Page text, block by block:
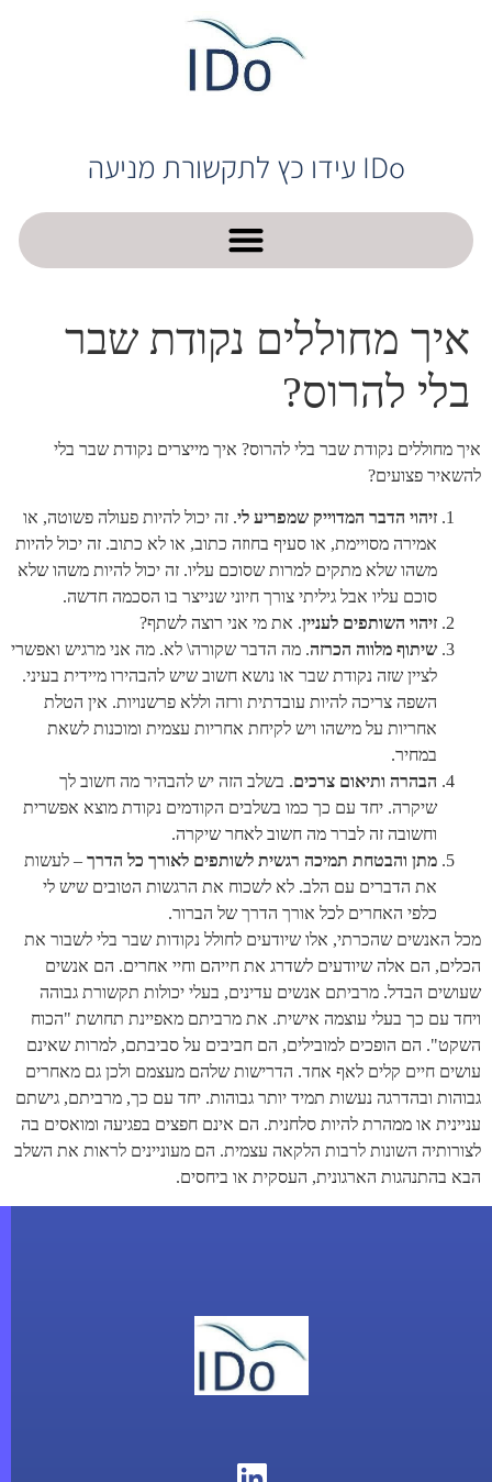
IDo עידו כץ לתקשורת מניעה
איך מחוללים נקודת שבר
בלי להרוס?
איך מחוללים נקודת שבר בלי להרוס? איך מייצרים נקודת שבר בלי
להשאיר פצועים?
זיהוי הדבר המדוייק שמפריע לי. זה יכול להיות פעולה פשוטה, או
אמירה מסויימת, או סעיף בחוזה כתוב, או לא כתוב. זה יכול להיות
משהו שלא מתקים למרות שסוכם עליו. זה יכול להיות משהו שלא
סוכם עליו אבל גיליתי צורך חיוני שנייצר בו הסכמה חדשה.
זיהוי השותפים לעניין. את מי אני רוצה לשתף?
שיתוף מלווה הכרזה. מה הדבר שקורה\ לא. מה אני מרגיש ואפשרי
לציין שזה נקודת שבר או נושא חשוב שיש להבהירו מיידית בעיני.
השפה צריכה להיות עובדתית ורזה וללא פרשנויות. אין הטלת
אחריות על מישהו ויש לקיחת אחריות עצמית ומוכנות לשאת
במחיר.
הבהרה ותיאום צרכים. בשלב הזה יש להבהיר מה חשוב לך
שיקרה. יחד עם כך כמו בשלבים הקודמים נקודת מוצא אפשרית
וחשובה זה לברר מה חשוב לאחר שיקרה.
מתן והבטחת תמיכה רגשית לשותפים לאורך כל הדרך – לעשות
את הדברים עם הלב. לא לשכוח את הרגשות הטובים שיש לי
כלפי האחרים לכל אורך הדרך של הברור.
מכל האנשים שהכרתי, אלו שיודעים לחולל נקודות שבר בלי לשבור את
הכלים, הם אלה שיודעים לשדרג את חייהם וחיי אחרים. הם אנשים
שעושים הבדל. מרביתם אנשים עדינים, בעלי יכולות תקשורת גבוהה
ויחד עם כך בעלי עוצמה אישית. את מרביתם מאפיינת תחושת "הכוח
השקט". הם הופכים למובילים, הם חביבים על סביבתם, למרות שאינם
עושים חיים קלים לאף אחד. הדרישות שלהם מעצמם ולכן גם מאחרים
גבוהות ובהדרגה נעשות תמיד יותר גבוהות. יחד עם כך, מרביתם, גישתם
עניינית או ממהרת להיות סלחנית. הם אינם חפצים בפגיעה ומואסים בה
לצורותיה השונות לרבות הלקאה עצמית. הם מעוניינים לראות את השלב
הבא בהתנהגות הארגונית, העסקית או ביחסים.